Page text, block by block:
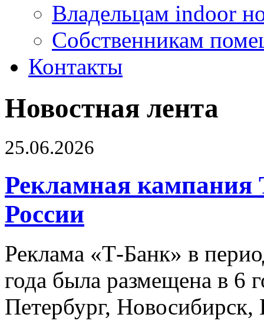
Владельцам indoor
Собственникам
Контакты
Новостная лента
25.06.2026
Рекламная кампания
России
Реклама «Т-Банк» в
года была размещена в 6
Петербург,